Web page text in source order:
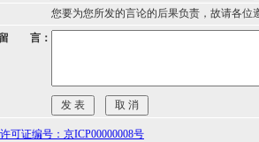
您要为您所发的言论的后果负责，故请各位
留 言：
可证编号：京ICP00000008号